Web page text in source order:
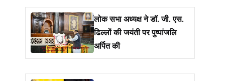
लोक सभा अध्यक्ष ने डॉ. जी. एस.
ढिल्लों की जयंती पर पुष्पांजलि
अर्पित की